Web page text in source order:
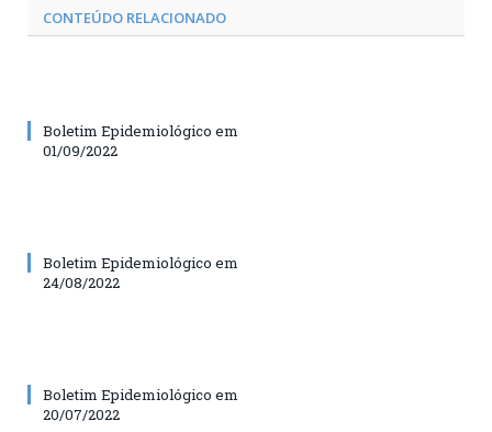
CONTEÚDO RELACIONADO
Boletim Epidemiológico em
01/09/2022
Boletim Epidemiológico em
24/08/2022
Boletim Epidemiológico em
20/07/2022